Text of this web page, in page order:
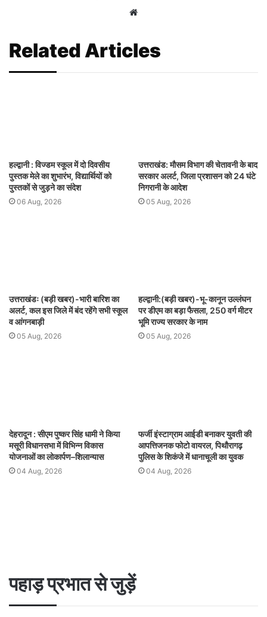
Website
Related Articles
हल्द्वानी : विज्डम स्कूल में दो दिवसीय
पुस्तक मेले का शुभारंभ, विद्यार्थियों को
पुस्तकों से जुड़ने का संदेश
06 Aug, 2026
उत्तराखंड: मौसम विभाग की चेतावनी के बाद
सरकार अलर्ट, जिला प्रशासन को 24 घंटे
निगरानी के आदेश
05 Aug, 2026
उत्तराखंडः (बड़ी खबर)-भारी बारिश का
अलर्ट, कल इस जिले में बंद रहेंगे सभी स्कूल
व आंगनबाड़ी
05 Aug, 2026
हल्द्वानी:(बड़ी खबर)-भू-कानून उल्लंघन
पर डीएम का बड़ा फैसला, 250 वर्ग मीटर
भूमि राज्य सरकार के नाम
05 Aug, 2026
देहरादून : सीएम पुष्कर सिंह धामी ने किया
मसूरी विधानसभा में विभिन्न विकास
योजनाओं का लोकार्पण–शिलान्यास
04 Aug, 2026
फर्जी इंस्टाग्राम आईडी बनाकर युवती की
आपत्तिजनक फोटो वायरल, पिथौरागढ़
पुलिस के शिकंजे में धानाचूली का युवक
04 Aug, 2026
पहाड़ प्रभात से जुड़ें